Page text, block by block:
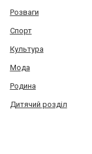
Розваги
Спорт
Культура
Мода
Родина
Дитячий розділ